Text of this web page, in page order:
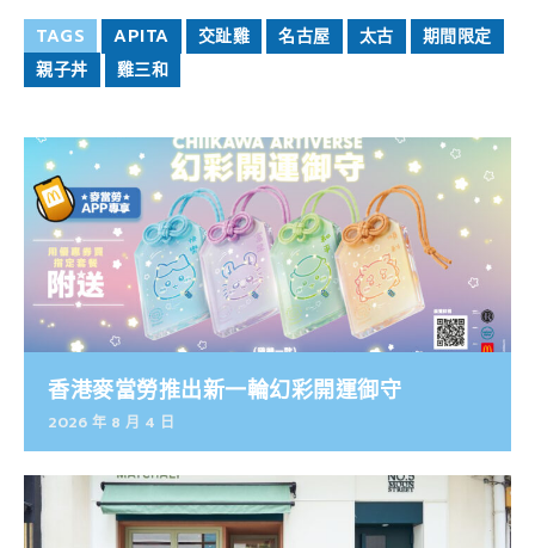
TAGS APITA 交趾雞 名古屋 太古
期間限定
親子丼
雞三和
香港麥當勞推出新一輪幻彩開運御守
2026 年 8 月 4 日